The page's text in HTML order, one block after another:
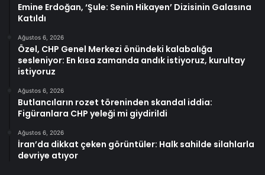
Emine Erdoğan, ‘Şule: Senin Hikayen’ Dizisinin Galasına
Katıldı
Ağustos 6, 2026
Özel, CHP Genel Merkezi önündeki kalabalığa
sesleniyor: En kısa zamanda andık istiyoruz, kurultay
istiyoruz
Ağustos 6, 2026
Butlancıların rozet töreninden skandal iddia:
Figüranlara CHP yeleği mi giydirildi
Ağustos 6, 2026
İran’da dikkat çeken görüntüler: Halk sahilde silahlarla
devriye atıyor